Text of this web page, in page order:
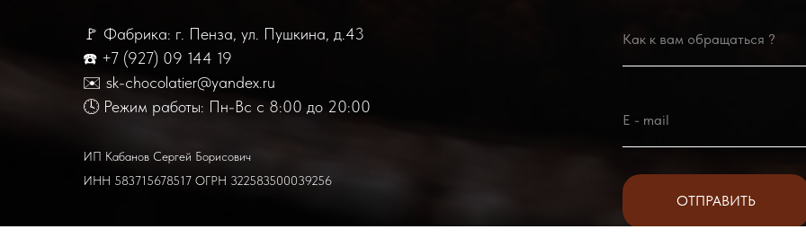
🚩 Фабрика: г. Пенза, ул. Пушкина, д.43
☎️ +7 (927) 09 144 19
✉️ sk-chocolatier@yandex.ru
🕓 Режим работы: Пн-Вс с 8:00 до 20:00
ИП Кабанов Сергей Борисович
ИНН 583715678517 ОГРН 322583500039256
ОТПРАВИТЬ